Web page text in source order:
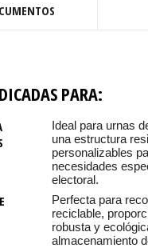
PARA:
Ideal para urnas
una estructura
personalizables
necesidades
electoral.
Perfecta para
reciclable,
robusta y
almacenamiento